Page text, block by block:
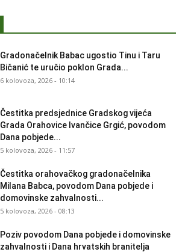
Gradonačelnik Babac ugostio Tinu i Taru
Bičanić te uručio poklon Grada...
6 kolovoza, 2026 - 10:14
Čestitka predsjednice Gradskog vijeća
Grada Orahovice Ivančice Grgić, povodom
Dana pobjede...
5 kolovoza, 2026 - 11:57
Čestitka orahovačkog gradonačelnika
Milana Babca, povodom Dana pobjede i
domovinske zahvalnosti...
5 kolovoza, 2026 - 08:13
Poziv povodom Dana pobjede i domovinske
zahvalnosti i Dana hrvatskih branitelja